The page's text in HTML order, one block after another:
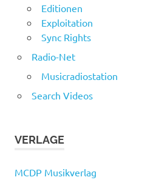
Editionen
Exploitation
Sync Rights
Radio-Net
Musicradiostation
Search Videos
VERLAGE
MCDP Musikverlag